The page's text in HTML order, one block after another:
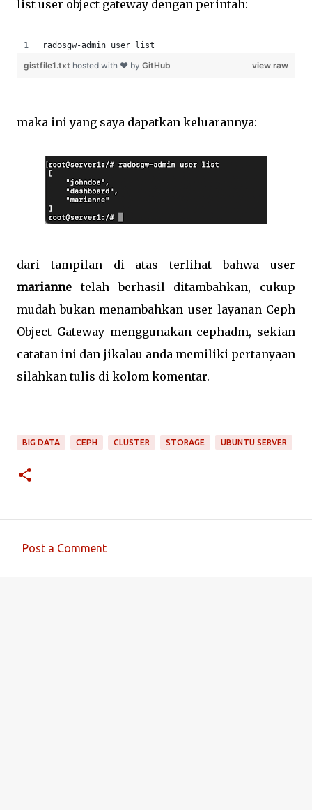
list user object gateway dengan perintah:
radosgw-admin user list
view raw
gistfile1.txt hosted with ❤ by GitHub
maka ini yang saya dapatkan keluarannya:
dari tampilan di atas terlihat bahwa user
marianne telah berhasil ditambahkan, cukup
mudah bukan menambahkan user layanan Ceph
Object Gateway menggunakan cephadm, sekian
catatan ini dan jikalau anda memiliki pertanyaan
silahkan tulis di kolom komentar.
BIG DATA CEPH CLUSTER STORAGE UBUNTU SERVER
Post a Comment